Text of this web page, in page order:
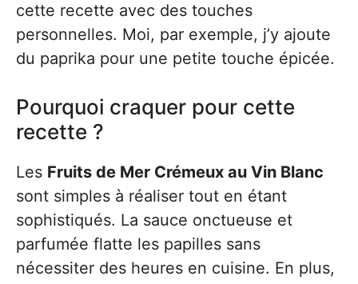
cette recette avec des touches
personnelles. Moi, par exemple, j’y ajoute
du paprika pour une petite touche épicée.
Pourquoi craquer pour cette
recette ?
Les Fruits de Mer Crémeux au Vin Blanc
sont simples à réaliser tout en étant
sophistiqués. La sauce onctueuse et
parfumée flatte les papilles sans
nécessiter des heures en cuisine. En plus,